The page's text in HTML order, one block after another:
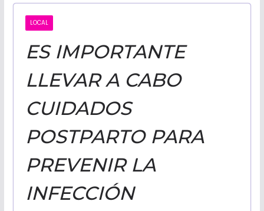
NOTICIAS
LOCAL
ES IMPORTANTE
LLEVAR A CABO
CUIDADOS
POSTPARTO PARA
PREVENIR LA
INFECCIÓN